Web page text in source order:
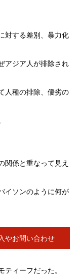
対する差別、暴力化
アジア人が排除され
人種の排除、優劣の
関係と重なって見え
イソンのように何が
やお問い合わせ
ィーフだった。